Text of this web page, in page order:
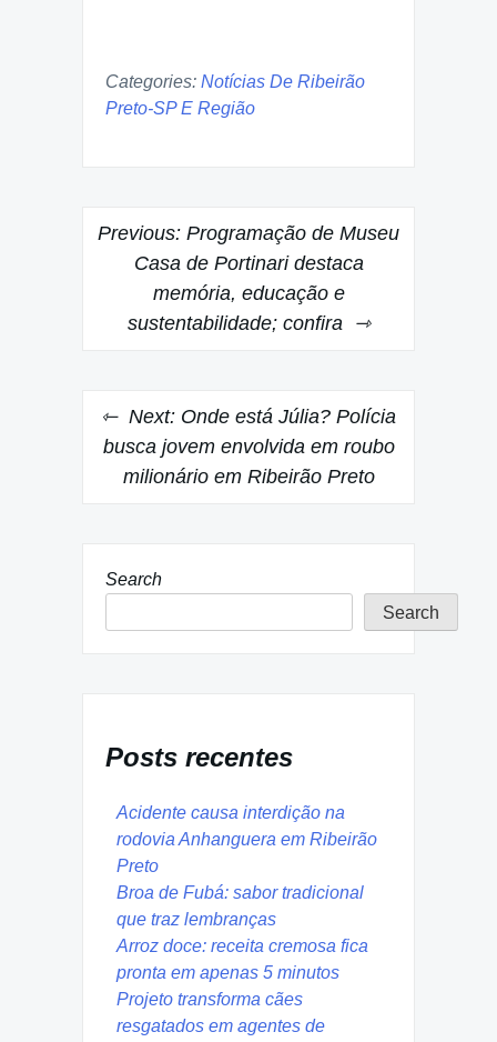
Categories: Notícias De Ribeirão
Preto-SP E Região
Post
navigation
Previous: Programação de Museu
Casa de Portinari destaca
memória, educação e
sustentabilidade; confira
Next: Onde está Júlia? Polícia
busca jovem envolvida em roubo
milionário em Ribeirão Preto
Search
Search
Posts recentes
Acidente causa interdição na
rodovia Anhanguera em Ribeirão
Preto
Broa de Fubá: sabor tradicional
que traz lembranças
Arroz doce: receita cremosa fica
pronta em apenas 5 minutos
Projeto transforma cães
resgatados em agentes de